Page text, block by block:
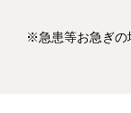
※急患等お急ぎの